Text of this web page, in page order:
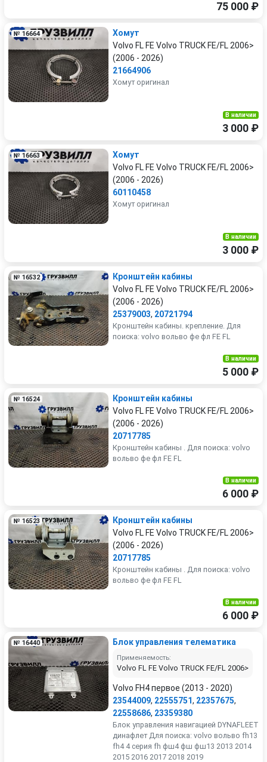
75 000 ₽
№ 16664
Хомут
Volvo FL FE Volvo TRUCK FE/FL 2006>
(2006 - 2026)
21664906
Хомут оригинал
В наличии
3 000 ₽
№ 16663
Хомут
Volvo FL FE Volvo TRUCK FE/FL 2006>
(2006 - 2026)
60110458
Хомут оригинал
В наличии
3 000 ₽
№ 16532
Кронштейн кабины
Volvo FL FE Volvo TRUCK FE/FL 2006>
(2006 - 2026)
25379003, 20721794
Кронштейн кабины. крепление. Для
поиска: volvo вольво фе фл FE FL
В наличии
5 000 ₽
№ 16524
Кронштейн кабины
Volvo FL FE Volvo TRUCK FE/FL 2006>
(2006 - 2026)
20717785
Кронштейн кабины . Для поиска: volvo
вольво фе фл FE FL
В наличии
6 000 ₽
№ 16523
Кронштейн кабины
Volvo FL FE Volvo TRUCK FE/FL 2006>
(2006 - 2026)
20717785
Кронштейн кабины . Для поиска: volvo
вольво фе фл FE FL
В наличии
6 000 ₽
№ 16440 Блок управления телематика
Применяемость:
Volvo FL FE Volvo TRUCK FE/FL 2006>
Volvo FH4 первое (2013 - 2020)
23544009, 22555751, 22357675,
22558686, 23359380
Блок управления навигацией DYNAFLEET
динафлет Для поиска: volvo вольво fh13
fh4 4 серия fh фш4 фш фш13 2013 2014
2015 2016 2017 2018 2019